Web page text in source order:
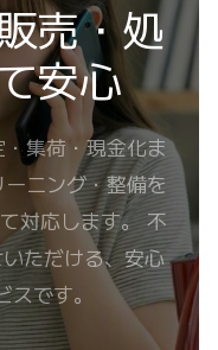
売・処
安心
集荷・現金化ま
ニング・整備を
対応します。 不
ただける、安心
です。